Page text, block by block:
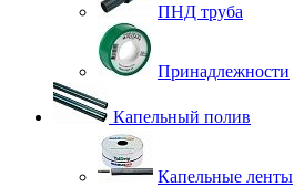
ПНД труба
Принадлежности
Капельный полив
Капельные ленты